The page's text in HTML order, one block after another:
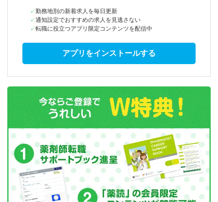
勤務地別の新着求人を毎日更新
通知設定でおすすめの求人を見逃さない
転職に役立つアプリ限定コンテンツを配信中
アプリをインストールする